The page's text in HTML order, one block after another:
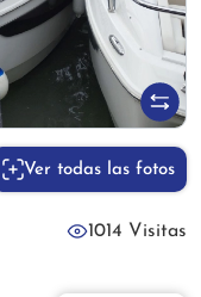
Ver todas las fotos
1014 Visitas